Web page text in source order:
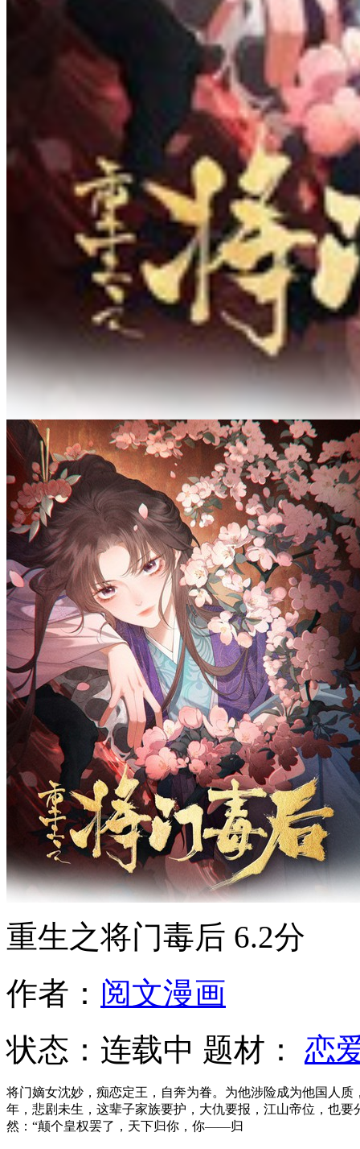
重生之将门毒后 6.2分
作者： 阅文漫画
状态： 连载中 题材： 恋
将门嫡女沈妙，痴恋定王，自奔为眷。为他涉险成为他国人
年，悲剧未生，这辈子家族要护，大仇要报，江山帝位，也
然：“颠个皇权罢了，天下归你，你——归